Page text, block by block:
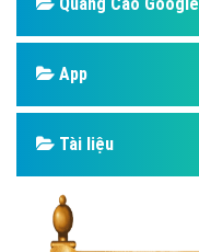
Quảng Cáo Google
App
Tài liệu